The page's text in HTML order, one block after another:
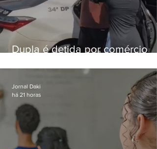
Dupla é detida por comércio
Bangu
Jornal Daki
há 21 horas